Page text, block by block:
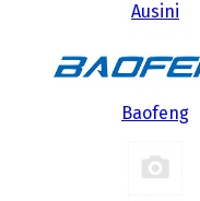
Ausini
Baofeng